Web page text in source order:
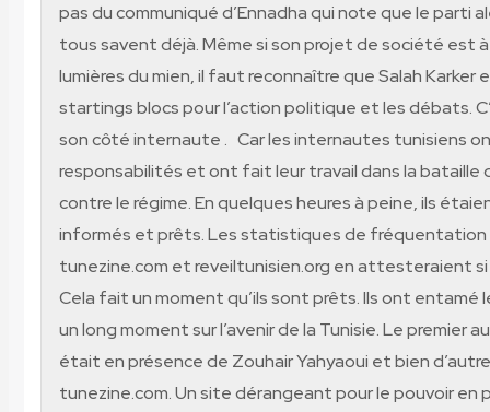
pas du communiqué d’Ennadha qui note que le parti
tous savent déjà. Même si son projet de société est
lumières du mien, il faut reconnaître que Salah Karker
startings blocs pour l’action politique et les débats.
son côté internaute . Car les internautes tunisiens
responsabilités et ont fait leur travail dans la bataille
contre le régime. En quelques heures à peine, ils
informés et prêts. Les statistiques de fréquentation
tunezine.com et reveiltunisien.org en attesteraient
Cela fait un moment qu’ils sont prêts. Ils ont entamé
un long moment sur l’avenir de la Tunisie. Le premier
était en présence de Zouhair Yahyaoui et bien
tunezine.com. Un site dérangeant pour le pouvoir en